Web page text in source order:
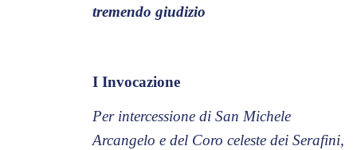
tremendo giudizio
I Invocazione
Per intercessione di San Michele
Arcangelo e del Coro celeste dei Serafini,